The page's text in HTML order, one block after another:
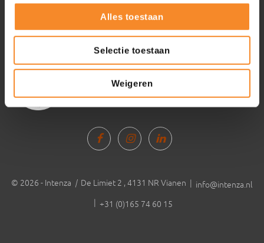
Alles toestaan
Selectie toestaan
Weigeren
© 2026 - Intenza |De Limiet 2 , 4131 NR Vianen | info@intenza.nl
| +31 (0)165 74 60 15